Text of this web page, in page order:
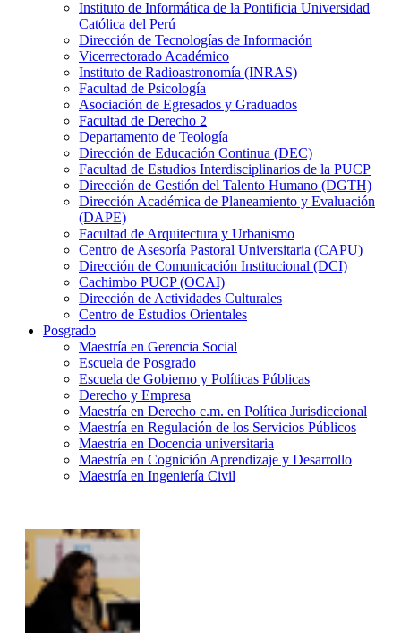
Instituto de Informática de la Pontificia Universidad
Católica del Perú
Dirección de Tecnologías de Información
Vicerrectorado Académico
Instituto de Radioastronomía (INRAS)
Facultad de Psicología
Asociación de Egresados y Graduados
Facultad de Derecho 2
Departamento de Teología
Dirección de Educación Continua (DEC)
Facultad de Estudios Interdisciplinarios de la PUCP
Dirección de Gestión del Talento Humano (DGTH)
Dirección Académica de Planeamiento y Evaluación
(DAPE)
Facultad de Arquitectura y Urbanismo
Centro de Asesoría Pastoral Universitaria (CAPU)
Dirección de Comunicación Institucional (DCI)
Cachimbo PUCP (OCAI)
Dirección de Actividades Culturales
Centro de Estudios Orientales
Posgrado
Maestría en Gerencia Social
Escuela de Posgrado
Escuela de Gobierno y Políticas Públicas
Derecho y Empresa
Maestría en Derecho c.m. en Política Jurisdiccional
Maestría en Regulación de los Servicios Públicos
Maestría en Docencia universitaria
Maestría en Cognición Aprendizaje y Desarrollo
Maestría en Ingeniería Civil